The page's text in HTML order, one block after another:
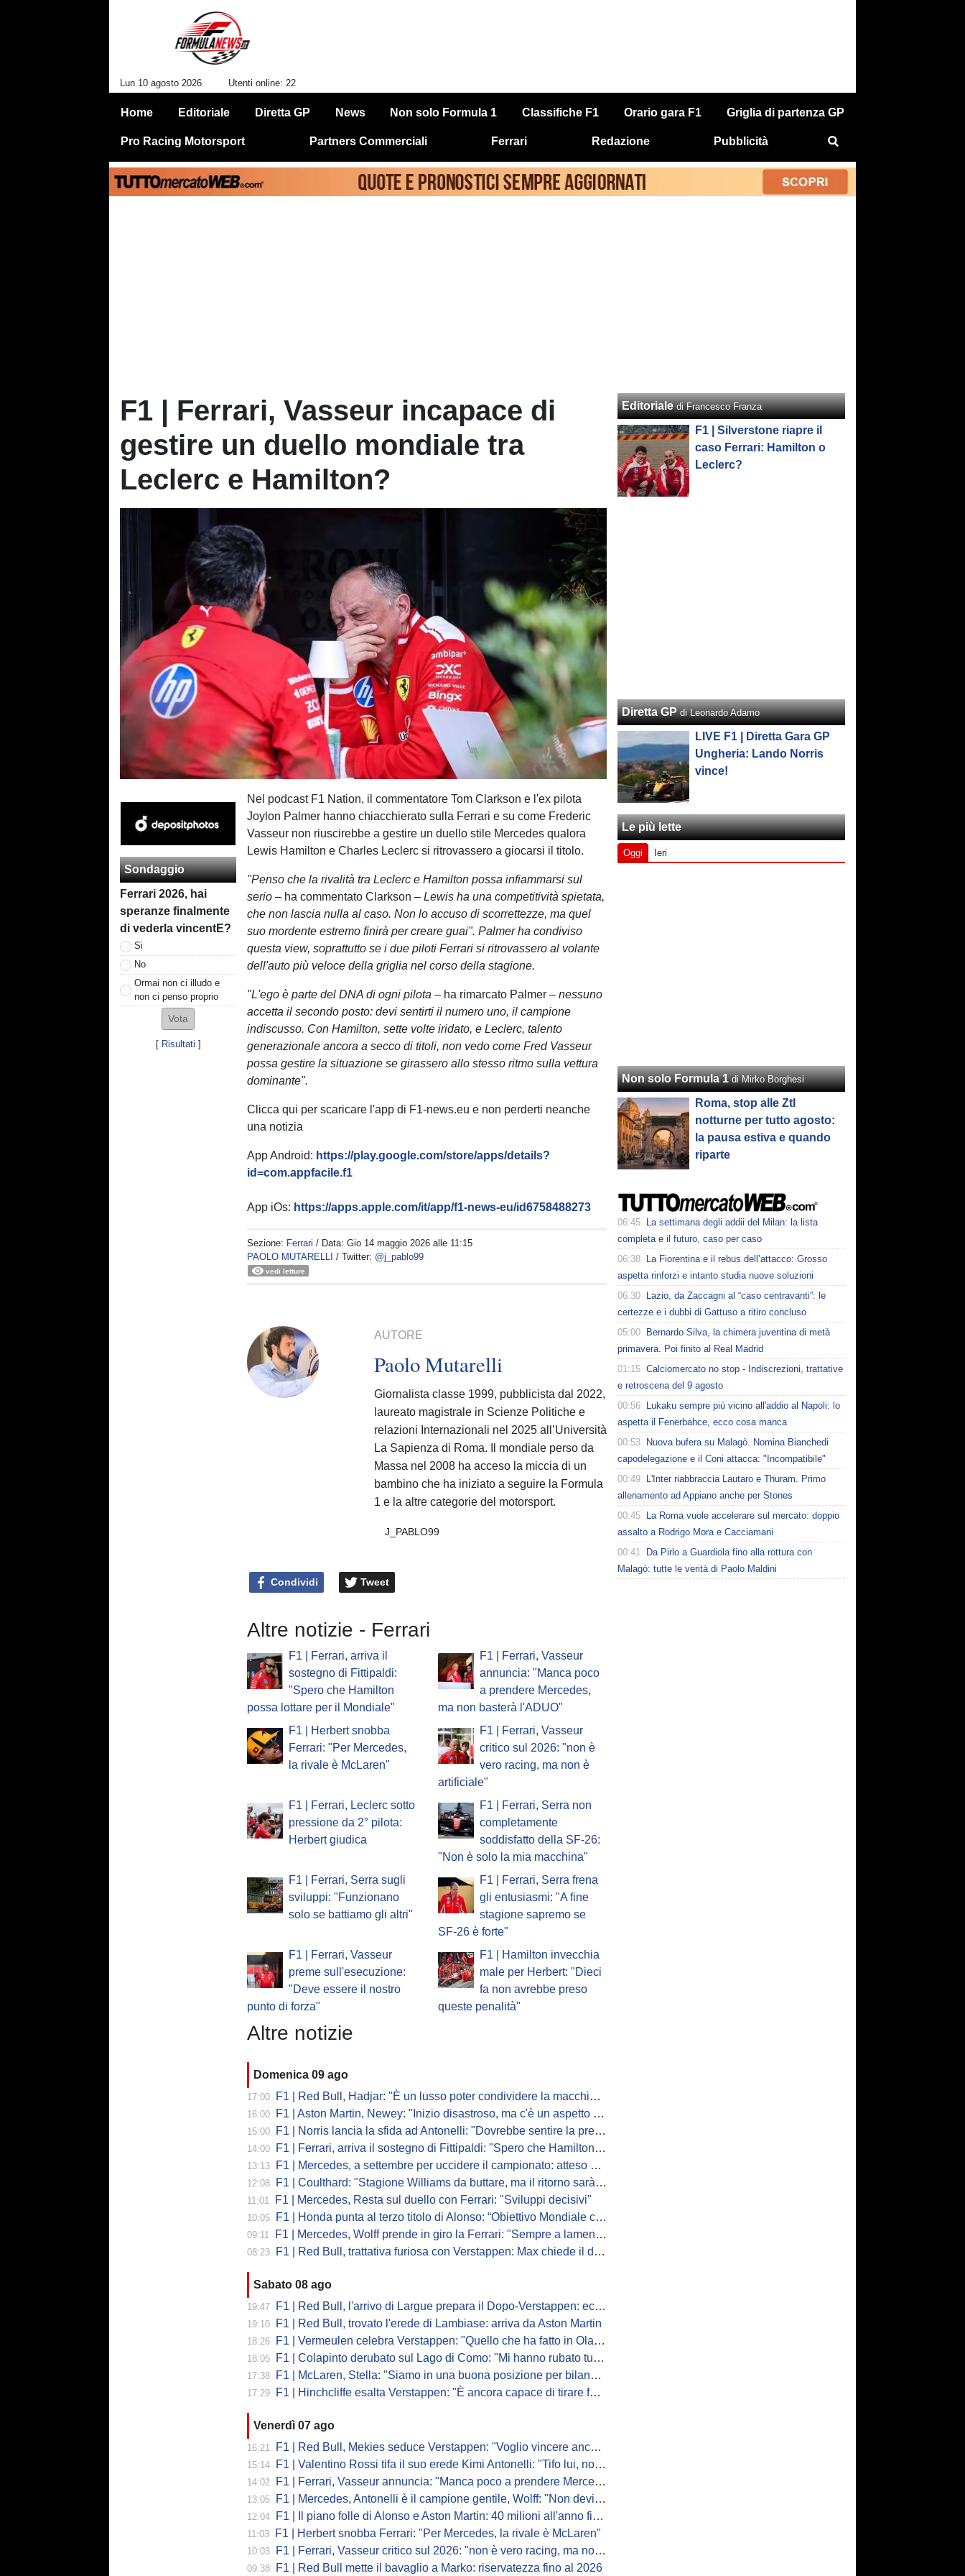
Lun 10 agosto 2026 Utenti online: 22
Home Editoriale Diretta GP News Non solo Formula 1 Classifiche F1 Orario gara F1 Griglia di partenza GP
Pro Racing Motorsport Partners Commerciali Ferrari Redazione Pubblicità
F1 | Ferrari, Vasseur incapace di
gestire un duello mondiale tra
Leclerc e Hamilton?
Sondaggio
Ferrari 2026, hai
speranze finalmente
di vederla vincentE?
Si
No
Ormai non ci illudo e
non ci penso proprio
[ Risultati ]
Nel podcast F1 Nation, il commentatore Tom Clarkson e l'ex pilota
Joylon Palmer hanno chiacchierato sulla Ferrari e su come Frederic
Vasseur non riuscirebbe a gestire un duello stile Mercedes qualora
Lewis Hamilton e Charles Leclerc si ritrovassero a giocarsi il titolo.
"Penso che la rivalità tra Leclerc e Hamilton possa infiammarsi sul
serio– ha commentato Clarkson – Lewis ha una competitività spietata,
che non lascia nulla al caso. Non lo accuso di scorrettezze, ma quel
suo mordente estremo finirà per creare guai". Palmer ha condiviso
questa view, soprattutto se i due piloti Ferrari si ritrovassero al volante
dell'auto più veloce della griglia nel corso della stagione.
"L'ego è parte del DNA di ogni pilota – ha rimarcato Palmer– nessuno
accetta il secondo posto: devi sentirti il numero uno, il campione
indiscusso. Con Hamilton, sette volte iridato, e Leclerc, talento
generazionale ancora a secco di titoli, non vedo come Fred Vasseur
possa gestire la situazione se girassero allo stesso ritmo sulla vettura
dominante".
Clicca qui per scaricare l'app di F1-news.eu e non perderti neanche
una notizia
App Android: https://play.google.com/store/apps/details?
id=com.appfacile.f1
App iOs: https://apps.apple.com/it/app/f1-news-eu/id6758488273
Sezione: Ferrari / Data:Gio 14 maggio 2026 alle 11:15
PAOLO MUTARELLI / Twitter: @j_pablo99
vedi letture
AUTORE
Paolo Mutarelli
Giornalista classe 1999, pubblicista dal 2022,
laureato magistrale in Scienze Politiche e
relazioni Internazionali nel 2025 all’Università
La Sapienza di Roma. Il mondiale perso da
Massa nel 2008 ha acceso la miccia di un
bambino che ha iniziato a seguire la Formula
1 e la altre categorie del motorsport.
J_PABLO99
Condividi Tweet
Altre notizie - Ferrari
F1 | Ferrari, arriva il
sostegno di Fittipaldi:
"Spero che Hamilton
possa lottare per il Mondiale"
F1 | Ferrari, Vasseur
annuncia: "Manca poco
a prendere Mercedes,
ma non basterà l'ADUO"
F1 | Herbert snobba
Ferrari: "Per Mercedes,
la rivale è McLaren"
F1 | Ferrari, Vasseur
critico sul 2026: "non è
vero racing, ma non è
artificiale"
F1 | Ferrari, Leclerc sotto
pressione da 2° pilota:
Herbert giudica
F1 | Ferrari, Serra non
completamente
soddisfatto della SF-26:
"Non è solo la mia macchina"
F1 | Ferrari, Serra sugli
sviluppi: "Funzionano
solo se battiamo gli altri"
F1 | Ferrari, Serra frena
gli entusiasmi: "A fine
stagione sapremo se
SF-26 è forte"
F1 | Ferrari, Vasseur
preme sull'esecuzione:
"Deve essere il nostro
punto di forza"
F1 | Hamilton invecchia
male per Herbert: "Dieci
fa non avrebbe preso
queste penalità"
Altre notizie
Domenica 09 ago
17:00 F1 | Red Bull, Hadjar: "È un lusso poter condividere la macchina con Max"
16:00 F1 | Aston Martin, Newey: "Inizio disastroso, ma c'è un aspetto positivo"
15:00 F1 | Norris lancia la sfida ad Antonelli: "Dovrebbe sentire la pressione"
14:00 F1 | Ferrari, arriva il sostegno di Fittipaldi: "Spero che Hamilton possa lottare per il Mondiale"
13:13 F1 | Mercedes, a settembre per uccidere il campionato: atteso un salto
12:08 F1 | Coulthard: "Stagione Williams da buttare, ma il ritorno sarà dolce"
11:01 F1 | Mercedes, Resta sul duello con Ferrari: "Sviluppi decisivi"
10:05 F1 | Honda punta al terzo titolo di Alonso: “Obiettivo Mondiale con lui”
09:11 F1 | Mercedes, Wolff prende in giro la Ferrari: "Sempre a lamentarsi della PU"
08:23 F1 | Red Bull, trattativa furiosa con Verstappen: Max chiede il doppio per rimuovere le clausole
Sabato 08 ago
19:47 F1 | Red Bull, l'arrivo di Largue prepara il Dopo-Verstappen: ecco come
19:10 F1 | Red Bull, trovato l'erede di Lambiase: arriva da Aston Martin
18:26 F1 | Vermeulen celebra Verstappen: "Quello che ha fatto in Olanda è stato gigantesco"
18:05 F1 | Colapinto derubato sul Lago di Como: "Mi hanno rubato tutto"
17:38 F1 | McLaren, Stella: "Siamo in una buona posizione per bilanciare 2026 e 2027"
17:29 F1 | Hinchcliffe esalta Verstappen: "È ancora capace di tirare fuori risultati inattesi"
Venerdì 07 ago
16:21 F1 | Red Bull, Mekies seduce Verstappen: "Voglio vincere anch'io"
15:14 F1 | Valentino Rossi tifa il suo erede Kimi Antonelli: "Tifo lui, non Ferrari"
14:02 F1 | Ferrari, Vasseur annuncia: "Manca poco a prendere Mercedes, ma non basterà l'ADUO"
13:05 F1 | Mercedes, Antonelli è il campione gentile, Wolff: "Non devi essere stronzo per vincere"
12:04 F1 | Il piano folle di Alonso e Aston Martin: 40 milioni all'anno fino ai 47 anni di Nando
11:03 F1 | Herbert snobba Ferrari: "Per Mercedes, la rivale è McLaren"
10:03 F1 | Ferrari, Vasseur critico sul 2026: "non è vero racing, ma non è artificiale"
09:38 F1 | Red Bull mette il bavaglio a Marko: riservatezza fino al 2026
Editoriale di Francesco Franza
F1 | Silverstone riapre il
caso Ferrari: Hamilton o
Leclerc?
Diretta GP di Leonardo Adamo
LIVE F1 | Diretta Gara GP
Ungheria: Lando Norris
vince!
Le più lette
Oggi Ieri
Non solo Formula 1 di Mirko Borghesi
Roma, stop alle Ztl
notturne per tutto agosto:
la pausa estiva e quando
riparte
06:45
La settimana degli addii del Milan: la lista
completa e il futuro, caso per caso
06:38
La Fiorentina e il rebus dell’attacco: Grosso
aspetta rinforzi e intanto studia nuove soluzioni
06:30
Lazio, da Zaccagni al “caso centravanti”: le
certezze e i dubbi di Gattuso a ritiro concluso
05:00
Bernardo Silva, la chimera juventina di metà
primavera. Poi finito al Real Madrid
01:15 Calciomercato no stop - Indiscrezioni, trattative
e retroscena del 9 agosto
00:56
Lukaku sempre più vicino all'addio al Napoli: lo
aspetta il Fenerbahce, ecco cosa manca
00:53
Nuova bufera su Malagò. Nomina Bianchedi
capodelegazione e il Coni attacca: "Incompatibile"
00:49
L'Inter riabbraccia Lautaro e Thuram. Primo
allenamento ad Appiano anche per Stones
00:45
La Roma vuole accelerare sul mercato: doppio
assalto a Rodrigo Mora e Cacciamani
00:41
Da Pirlo a Guardiola fino alla rottura con
Malagò: tutte le verità di Paolo Maldini